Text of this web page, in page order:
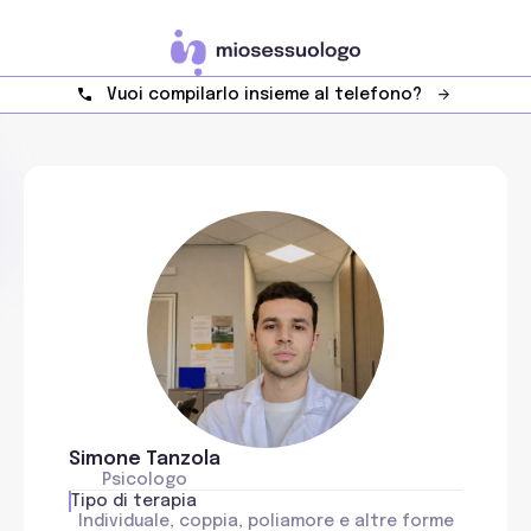
Vuoi compilarlo insieme al telefono?
Simone Tanzola
Psicologo
Tipo di terapia
Individuale, coppia, poliamore e altre forme